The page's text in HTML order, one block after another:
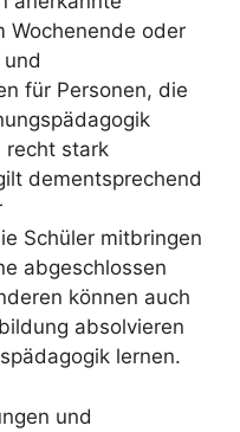
Wochenende oder
für Personen, die
recht stark
dementsprechend
Schüler mitbringen
abgeschlossen
können auch
absolvieren
lernen.
und